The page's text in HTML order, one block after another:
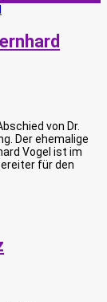
von Dr.
Der ehemalige
Vogel ist im
für den